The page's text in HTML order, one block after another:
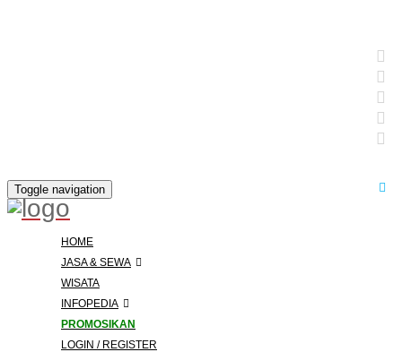
Toggle navigation
HOME
JASA & SEWA
WISATA
INFOPEDIA
PROMOSIKAN
LOGIN / REGISTER